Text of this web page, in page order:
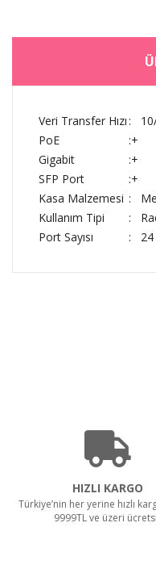
Veri Transfer Hızı :
PoE
:+
Gigabit
:+
SFP Port
:+
Kasa Malzemesi :
Kullanım Tipi
:
Port Sayısı
: 24
HIZLI KARGO
Türkiye’nin her yerine hızlı
9999TL ve üzeri